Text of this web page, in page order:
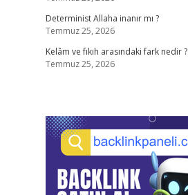
Determinist Allaha inanır mı ?
Temmuz 25, 2026
Kelâm ve fıkıh arasındaki fark nedir ?
Temmuz 25, 2026